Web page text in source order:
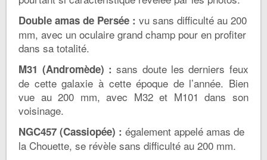
Double amas de Persée : vu sans difficulté au 200
mm, avec un oculaire grand champ pour en profiter
dans sa totalité.
M31 (Andromède) : sans doute les derniers feux
de cette galaxie à cette époque de l’année. Bien
vue au 200 mm, avec M32 et M101 dans son
voisinage.
NGC457 (Cassiopée) : également appelé amas de
la Chouette, se révèle sans difficulté au 200 mm.